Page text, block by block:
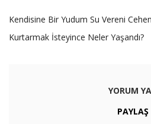
Kendisine Bir Yudum Su Vereni
Kurtarmak İsteyince Neler Yaşandı?
YORUM
PAYLAŞ